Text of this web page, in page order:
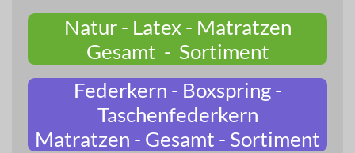
Natur - Latex - Matratzen
Gesamt - Sortiment
Federkern - Boxspring -
Taschenfederkern
Matratzen - Gesamt - Sortiment